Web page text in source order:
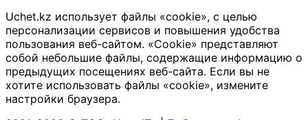
Uchet.kz использует файлы «cookie», с целью
персонализации сервисов и повышения удобства
пользования веб-сайтом. «Cookie» представляют
собой небольшие файлы, содержащие информацию о
предыдущих посещениях веб-сайта. Если вы не
хотите использовать файлы «cookie», измените
настройки браузера.